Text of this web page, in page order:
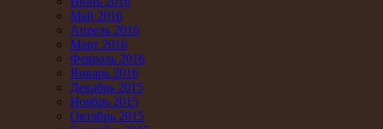
Май 2016
Апрель 2016
Март 2016
Февраль 2016
Январь 2016
Декабрь 2015
Ноябрь 2015
Октябрь 2015